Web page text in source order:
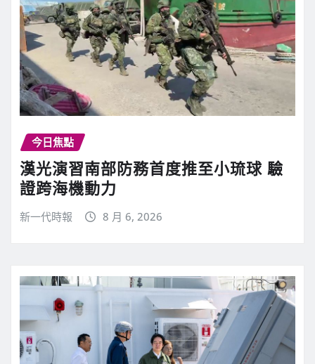
今日焦點
漢光演習南部防務首度推至小琉球 驗
證跨海機動力
新一代時報 8 月 6, 2026